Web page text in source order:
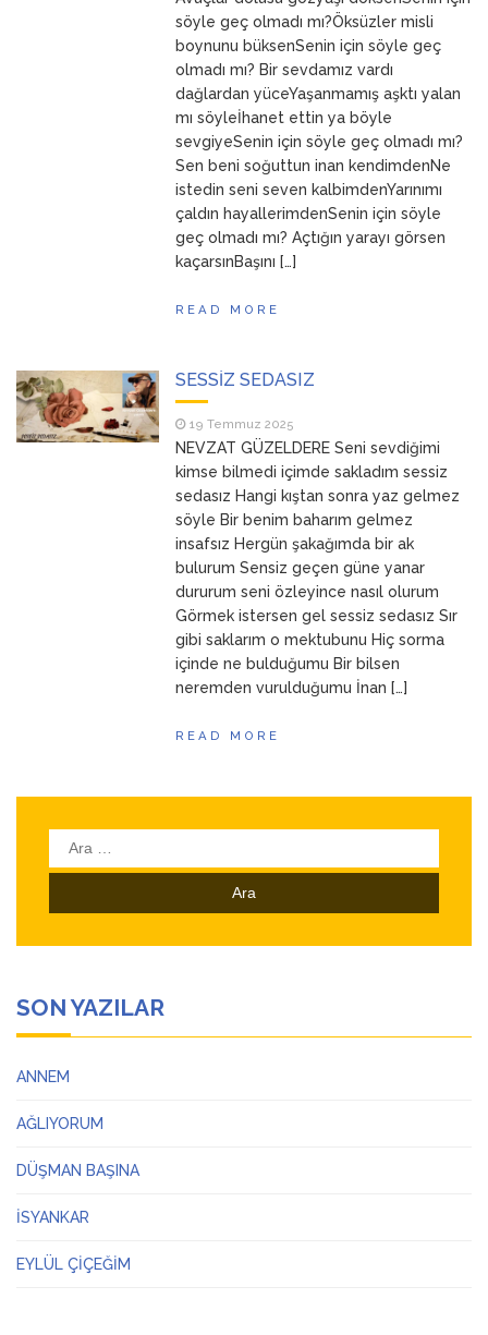
ANNEMsöyle geç olmadı mı?Öksüzler misli
boynunu büksenSenin için söyle geç
olmadı mı? Bir sevdamız vardı
dağlardan yüceYaşanmamış aşktı yalan
mı söyleİhanet ettin ya böyle
sevgiyeSenin için söyle geç olmadı mı?
Sen beni soğuttun inan kendimdenNe
istedin seni seven kalbimdenYarınımı
çaldın hayallerimdenSenin için söyle
geç olmadı mı? Açtığın yarayı görsen
kaçarsınBaşını […]
READ MORE
SESSİZ SEDASIZ
19 Temmuz 2025
NEVZAT GÜZELDERE Seni sevdiğimi
kimse bilmedi içimde sakladım sessiz
sedasız Hangi kıştan sonra yaz gelmez
söyle Bir benim baharım gelmez
insafsız Hergün şakağımda bir ak
bulurum Sensiz geçen güne yanar
dururum seni özleyince nasıl olurum
Görmek istersen gel sessiz sedasız Sır
gibi saklarım o mektubunu Hiç sorma
içinde ne bulduğumu Bir bilsen
neremden vurulduğumu İnan […]
READ MORE
Arama:
SON YAZILAR
ANNEM
AĞLIYORUM
DÜŞMAN BAŞINA
İSYANKAR
EYLÜL ÇİÇEĞİM